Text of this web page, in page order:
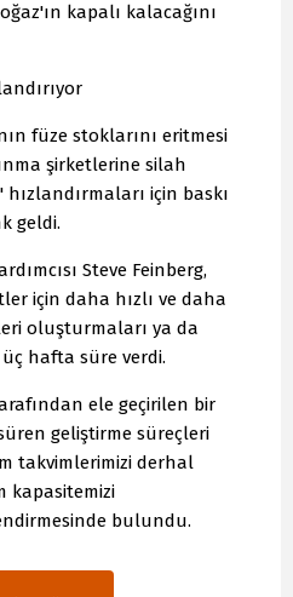
kapalı kalacağını
füze stoklarını eritmesi
şirketlerine silah
için baskı
geldi.
Steve Feinberg,
için daha hızlı ve daha
oluşturmaları ya da
hafta süre verdi.
ele geçirilen bir
geliştirme süreçleri
takvimlerimizi derhal
kapasitemizi
bulundu.